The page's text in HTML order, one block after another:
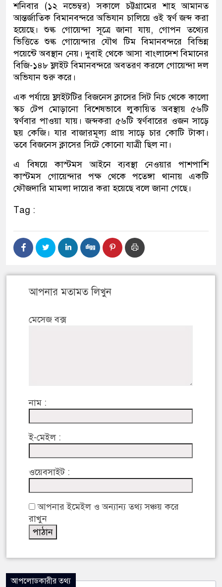
শনিবার (১২ নভেম্বর) সকালে চট্টগ্রামের শাহ আমানত
আন্তর্জাতিক বিমানবন্দরে অভিযান চালিয়ে ওই স্বর্ণ জব্দ করা
হয়েছে। শুল্ক গোয়েন্দা সূত্রে জানা যায়, গোপন তথ্যের
ভিত্তিতে শুল্ক গোয়েন্দার যৌথ টিম বিমানবন্দরে বিভিন্ন
পয়েন্টে অবস্থান নেয়। দুবাই থেকে আসা বাংলাদেশ বিমানের
বিজি-১৪৮ ফ্লাইট বিমানবন্দরে অবতরণ করলে গোয়েন্দা দল
অভিযান শুরু করে।
এক পর্যায়ে ফ্লাইটটির বিজনেস ক্লাসের সিট নিচ থেকে কালো
স্কচ টেপ মোড়ানো বিশেষভাবে লুকায়িত অবস্থায় ৫৬টি
স্বর্ণবার পাওয়া যায়। জব্দকরা ৫৬টি স্বর্ণবারের ওজন সাড়ে
ছয় কেজি। যার বাজারমূল্য প্রায় সাড়ে চার কোটি টাকা।
তবে বিজনেস ক্লাসের সিটে কোনো যাত্রী ছিল না।
এ বিষয়ে কাস্টমস আইনে ব্যবস্থা নেওয়ার পাশপাশি
কাস্টমস গোয়েন্দার পক্ষ থেকে পতেঙ্গা থানায় একটি
ফৌজদারি মামলা দায়ের করা হয়েছে বলে জানা গেছে।
Tag :
আপনার মতামত লিখুন
মেসেজ বক্স
নাম :
ই-মেইল :
ওয়েবসাইট :
আপনার ইমেইল ও অন্যান্য তথ্য সঞ্চয় করে
রাখুন
আপলোডকারীর তথ্য